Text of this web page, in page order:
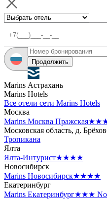
Продолжить
Marins Астрахань
Marins Hotels
Все отели сети Marins Hotels
Москва
Marins Москва Пражская
Московская область, д.
Тропикана
Ялта
Ялта-Интурист★★★★
Новосибирск
Marins Новосибирск★★★★
Екатеринбург
Marins Екатеринбург★★★